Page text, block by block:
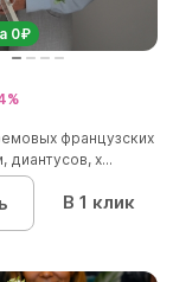
0₽
французских
диантусов, х...
В 1 клик